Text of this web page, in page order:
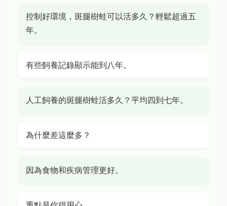
控制好環境，斑腿樹蛙可以活多久？輕鬆超過五
年。
有些飼養記錄顯示能到八年。
人工飼養的斑腿樹蛙活多久？平均四到七年。
為什麼差這麼多？
因為食物和疾病管理更好。